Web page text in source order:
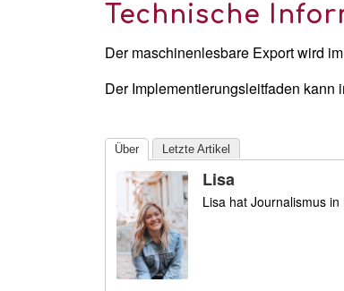
Technische
Der maschinenlesbare Export wird
Der Implementierungsleitfaden kann
Über Letzte Artikel
Lisa
Lisa hat Journalismus